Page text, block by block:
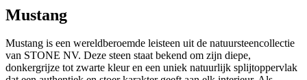
Mustang
Mustang is een wereldberoemde leisteen uit de natuursteencollectie
van STONE NV. Deze steen staat bekend om zijn diepe,
donkergrijze tot zwarte kleur en een uniek natuurlijk splijtoppervlak